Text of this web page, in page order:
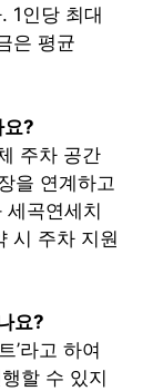
1인당 최대
은 평균
요?
주차 공간
을 연계하고
세곡연세치
시 주차 지원
요?
’라고 하여
할 수 있지